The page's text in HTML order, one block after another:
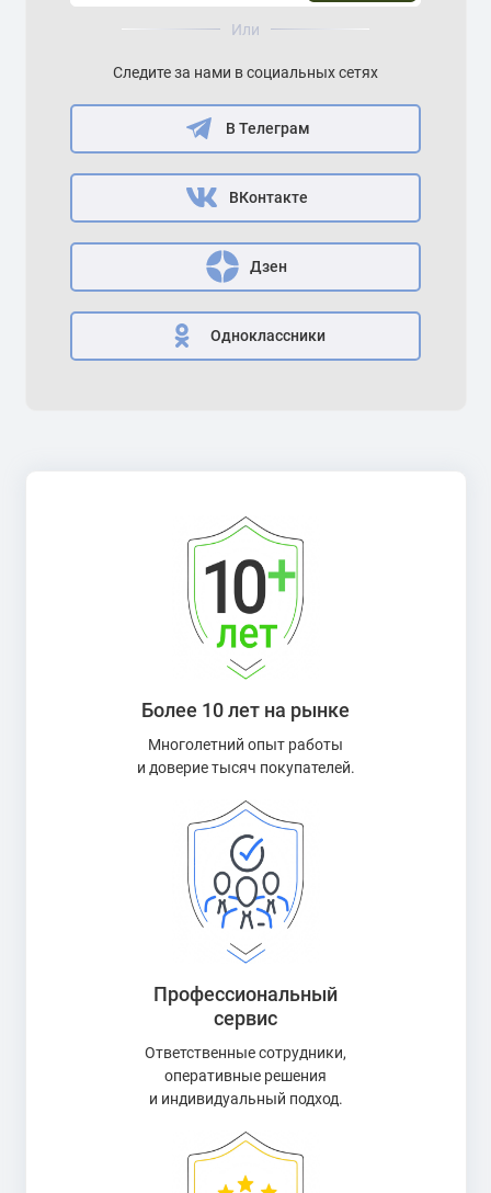
Или
Следите за нами в социальных сетях
В Телеграм
ВКонтакте
Дзен
Одноклассники
Более 10 лет на рынке
Многолетний опыт работы
и доверие тысяч покупателей.
Профессиональный
сервис
Ответственные сотрудники,
оперативные решения
и индивидуальный подход.